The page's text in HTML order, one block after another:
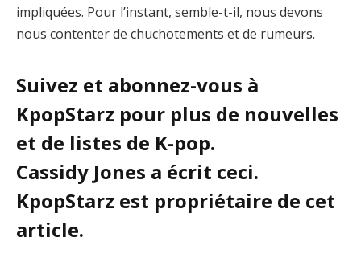
impliquées. Pour l’instant, semble-t-il, nous devons
nous contenter de chuchotements et de rumeurs.
Suivez et abonnez-vous à
KpopStarz pour plus de nouvelles
et de listes de K-pop.
Cassidy Jones a écrit ceci.
KpopStarz est propriétaire de cet
article.